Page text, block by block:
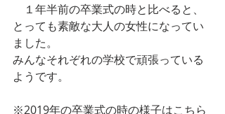
１年半前の卒業式の時と比べると、
とっても素敵な大人の女性になってい
ました。
みんなそれぞれの学校で頑張っている
ようです。
※2019年の卒業式の時の様子はこちら